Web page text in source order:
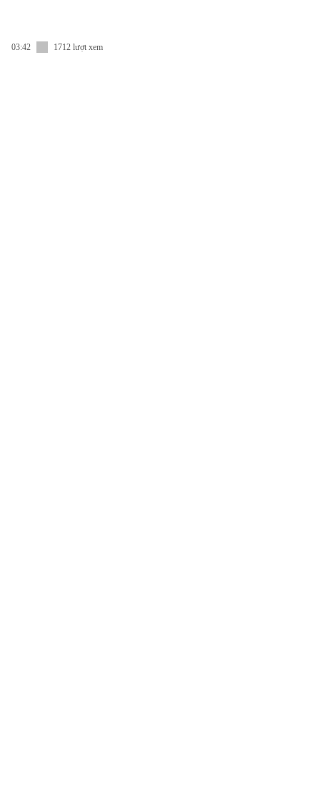
03:42 1712 lượt xem